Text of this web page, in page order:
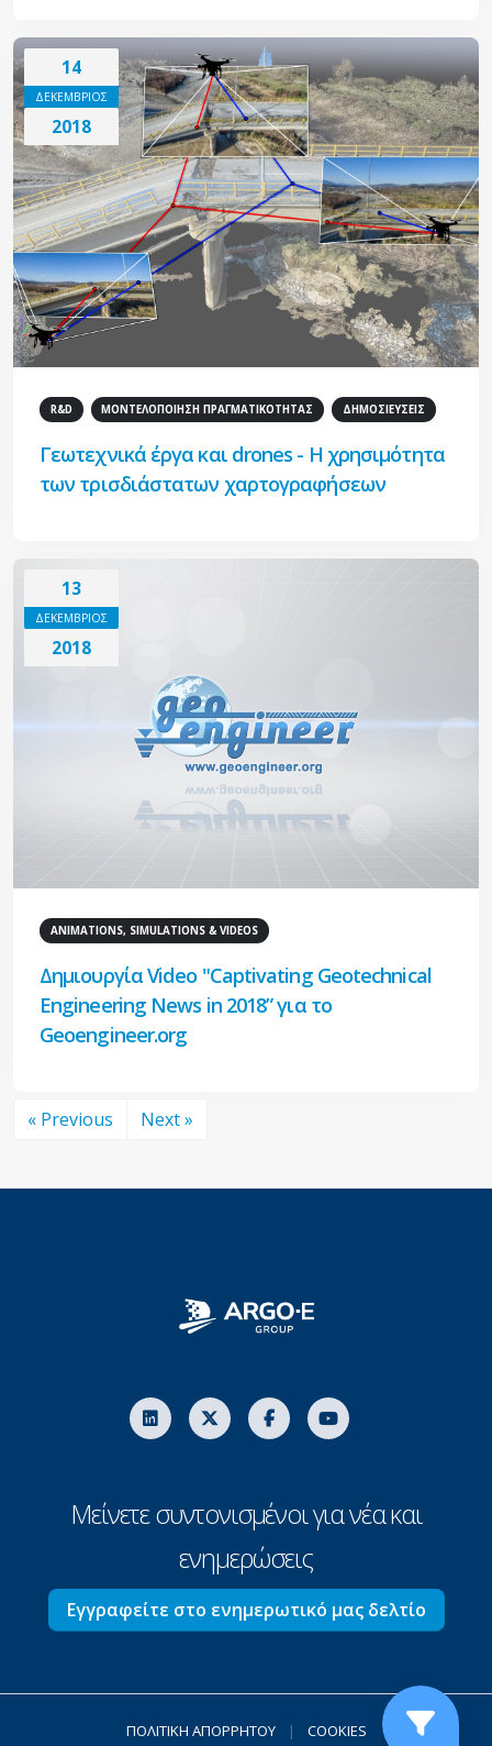
14
ΔΕΚΕΜΒΡΙΟΣ
2018
R&D ΜΟΝΤΕΛΟΠΟΙΗΣΗ ΠΡΑΓΜΑΤΙΚΟΤΗΤΑΣ ΔΗΜΟΣΙΕΥΣΕΙΣ
Γεωτεχνικά έργα και drones - Η χρησιμότητα
των τρισδιάστατων χαρτογραφήσεων
13
ΔΕΚΕΜΒΡΙΟΣ
2018
ANIMATIONS, SIMULATIONS & VIDEOS
Δημιουργία Video "Captivating Geotechnical
Engineering News in 2018” για το
Geoengineer.org
« Previous Next »
Μείνετε συντονισμένοι για νέα και
ενημερώσεις
Εγγραφείτε στο ενημερωτικό μας δελτίο
ΠΟΛΙΤΙΚΗ ΑΠΟΡΡΗΤΟΥ | COOKIES